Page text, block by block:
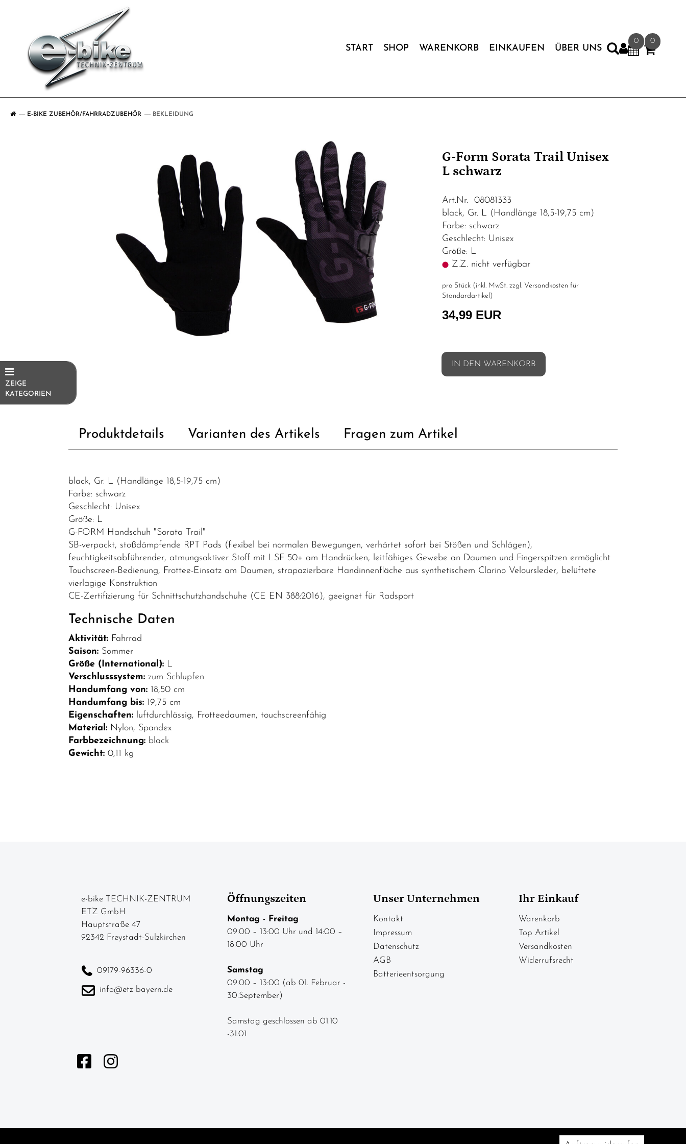
START SHOP WARENKORB EINKAUFEN ÜBER UNS
0 0
E-BIKE ZUBEHÖR/FAHRRADZUBEHÖR BEKLEIDUNG
ZEIGE
KATEGORIEN
Zubehör/Fahrradzubehör
Fahrradanhänger
Packtaschen/Körbe
Batteriebleuchtung
G-Form Sorata Trail Unisex
L schwarz
Art.Nr. 08081333
black, Gr. L (Handlänge 18,5-19,75 cm)
Farbe: schwarz
Geschlecht: Unisex
Größe: L
Z.Z. nicht verfügbar
pro Stück (inkl. MwSt. zzgl. Versandkosten für
Standardartikel )
34,99 EUR
IN DEN WARENKORB
Produktdetails Varianten des Artikels Fragen zum Artikel
black, Gr. L (Handlänge 18,5-19,75 cm)
Farbe: schwarz
Geschlecht: Unisex
Größe: L
G-FORM Handschuh "Sorata Trail"
SB-verpackt, stoßdämpfende RPT Pads (flexibel bei normalen Bewegungen, verhärtet sofort bei Stößen und Schlägen),
feuchtigkeitsabführender, atmungsaktiver Stoff mit LSF 50+ am Handrücken, leitfähiges Gewebe an Daumen und Fingerspitzen ermöglicht
Touchscreen-Bedienung, Frottee-Einsatz am Daumen, strapazierbare Handinnenfläche aus synthetischem Clarino Veloursleder, belüftete
vierlagige Konstruktion
CE-Zertifizierung für Schnittschutzhandschuhe (CE EN 388:2016), geeignet für Radsport
Technische Daten
Aktivität: Fahrrad
Saison: Sommer
Größe (International): L
Verschlusssystem: zum Schlupfen
Handumfang von: 18,50 cm
Handumfang bis: 19,75 cm
Eigenschaften: luftdurchlässig, Frotteedaumen, touchscreenfähig
Material: Nylon, Spandex
Farbbezeichnung: black
Gewicht: 0,11 kg
e-bike TECHNIK-ZENTRUM
ETZ GmbH
Hauptstraße 47
92342 Freystadt-Sulzkirchen
09179-96336-0
info@etz-bayern.de
Öffnungszeiten
Montag - Freitag
09:00 – 13:00 Uhr und 14:00 –
18:00 Uhr
Samstag
09:00 – 13:00 (ab 01. Februar -
30.September)
Samstag geschlossen ab 01.10
-31.01
Unser Unternehmen
Kontakt
Impressum
Datenschutz
AGB
Batterieentsorgung
Ihr Einkauf
Warenkorb
Top Artikel
Versandkosten
Widerrufsrecht